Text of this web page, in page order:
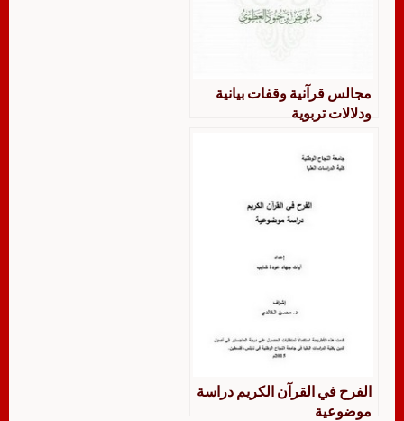
مجالس قرآنية وقفات بيانية
ودلالات تربوية
الفرح في القرآن الكريم دراسة
موضوعية